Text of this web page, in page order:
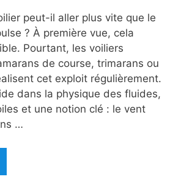
peut-il aller plus vite que le
? À première vue, cela
Pourtant, les voiliers
de course, trimarans ou
cet exploit régulièrement.
dans la physique des fluides,
et une notion clé : le vent
…